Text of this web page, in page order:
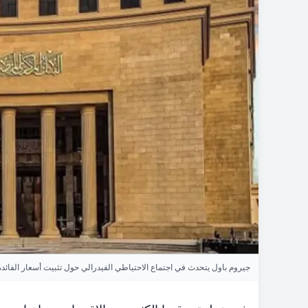
جيروم باول يتحدث في اجتماع الاحتياطي الفيدرالي حول تثبيت أسعار